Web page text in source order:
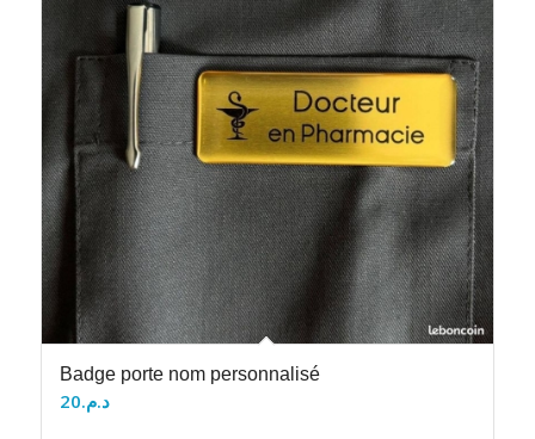
Badge porte nom personnalisé
د.م.20